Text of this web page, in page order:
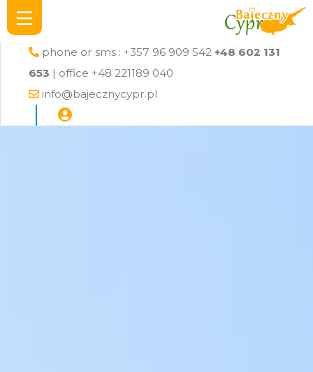
phone or sms : +357 96 909 542 +48 602 131
653 | office +48 221189 040
info@bajecznycypr.pl